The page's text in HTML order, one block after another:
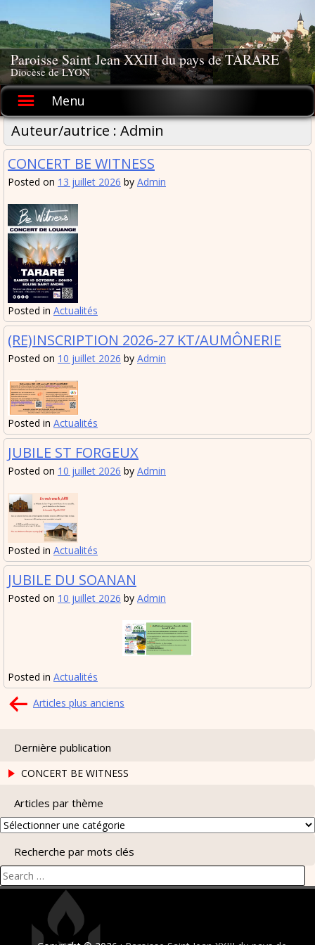
to
content
Paroisse Saint Jean XXIII du pays de TARARE
Diocèse de LYON
Menu
Auteur/autrice : Admin
CONCERT BE WITNESS
Posted on 13 juillet 2026 by Admin
Posted in Actualités
(RE)INSCRIPTION 2026-27 KT/AUMÔNERIE
Posted on 10 juillet 2026 by Admin
Posted in Actualités
JUBILE ST FORGEUX
Posted on 10 juillet 2026 by Admin
Posted in Actualités
JUBILE DU SOANAN
Posted on 10 juillet 2026 by Admin
Posted in Actualités
Navigation
articles
Articles plus anciens
Dernière publication
CONCERT BE WITNESS
Articles par thème
Articles
thèmeRecherche par mots clés
Search
for: